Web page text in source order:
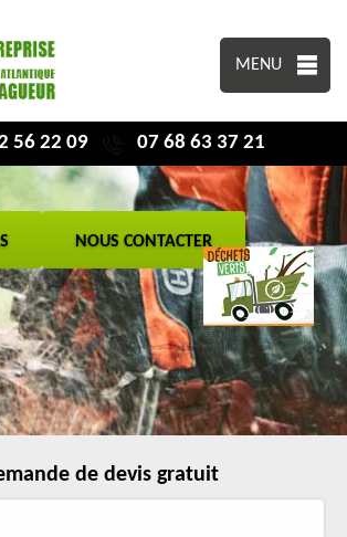
MENU
56 22 09 07 68 63 37 21
NOUS CONTACTER
de devis gratuit